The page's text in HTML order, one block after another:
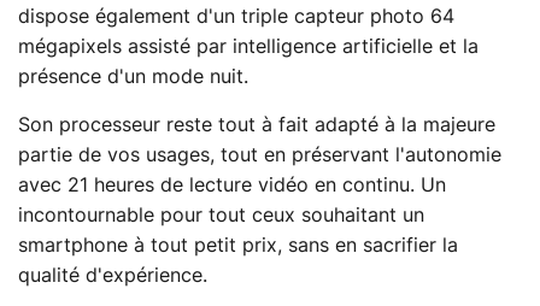
dispose également d'un triple capteur photo 64
mégapixels assisté par intelligence artificielle et la
présence d'un mode nuit.
Son processeur reste tout à fait adapté à la majeure
partie de vos usages, tout en préservant l'autonomie
avec 21 heures de lecture vidéo en continu. Un
incontournable pour tout ceux souhaitant un
smartphone à tout petit prix, sans en sacrifier la
qualité d'expérience.